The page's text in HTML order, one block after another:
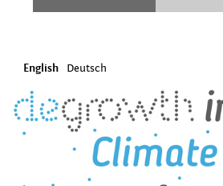
English Deutsch